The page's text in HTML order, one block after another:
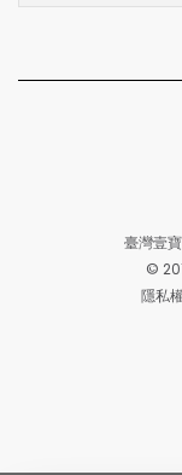
臺灣壹
©
隱私